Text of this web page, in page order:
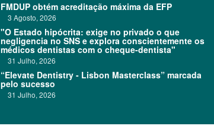
FMDUP obtém acreditação máxima da EFP
3 Agosto, 2026
"O Estado hipócrita: exige no privado o que
negligencia no SNS e explora conscientemente os
médicos dentistas com o cheque-dentista"
31 Julho, 2026
“Elevate Dentistry - Lisbon Masterclass” marcada
pelo sucesso
31 Julho, 2026